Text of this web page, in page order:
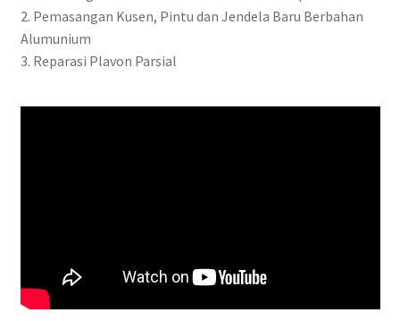
2. Pemasangan Kusen, Pintu dan Jendela Baru Berbahan
Alumunium
3. Reparasi Plavon Parsial